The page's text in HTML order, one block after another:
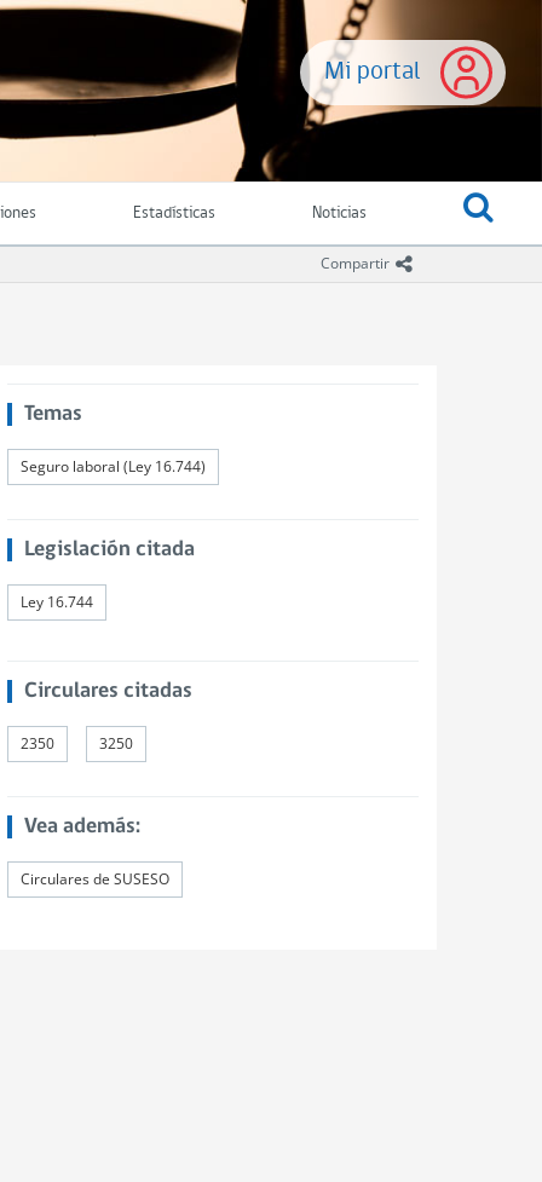
Mi portal
Estadísticas Noticias
Compartir icono compartir
Temas
Seguro laboral (Ley 16.744)
Legislación citada
Ley 16.744
Circulares citadas
2350 3250
Vea además:
Circulares de SUSESO